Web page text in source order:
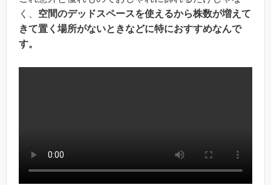
く、 空間のデッドスペースを使えるから株数が増えて
きて置く場所がないときなどに特におすすめなんで
す。